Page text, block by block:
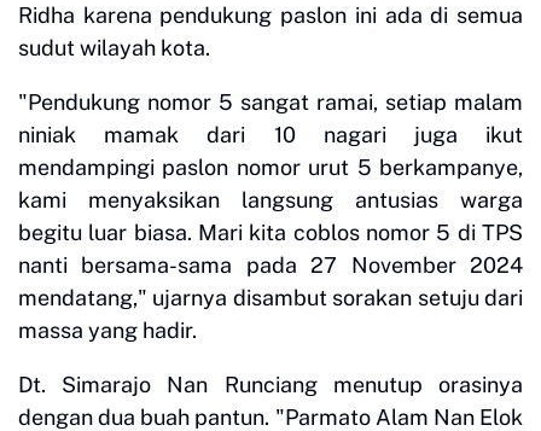
Ridha karena pendukung paslon ini ada di semua
sudut wilayah kota.
"Pendukung nomor 5 sangat ramai, setiap malam
niniak mamak dari 10 nagari juga ikut
mendampingi paslon nomor urut 5 berkampanye,
kami menyaksikan langsung antusias warga
begitu luar biasa. Mari kita coblos nomor 5 di TPS
nanti bersama-sama pada 27 November 2024
mendatang," ujarnya disambut sorakan setuju dari
massa yang hadir.
Dt. Simarajo Nan Runciang menutup orasinya
dengan dua buah pantun. "Parmato Alam Nan Elok